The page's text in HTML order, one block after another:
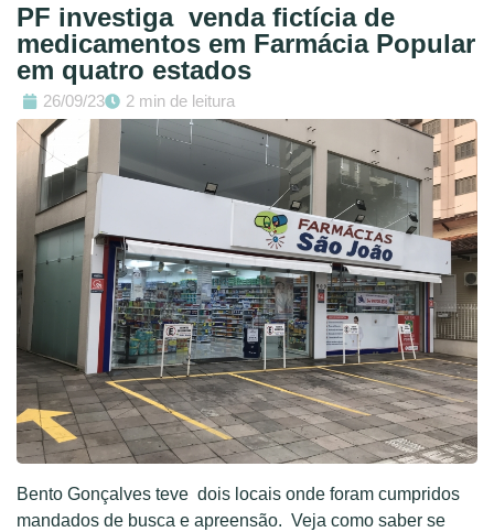
PF investiga venda fictícia de
medicamentos em Farmácia Popular
em quatro estados
26/09/23 2 min de leitura
Bento Gonçalves teve dois locais onde foram cumpridos
mandados de busca e apreensão. Veja como saber se